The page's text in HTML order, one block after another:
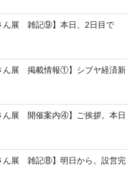
ん展 雑記⑨】本日、2日目で
ん展 掲載情報①】シブヤ経済新
ん展 開催案内④】ご挨拶。本日
ん展 雑記⑧】明日から。設営完